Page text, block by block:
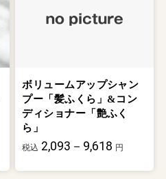
ボリュームアップシャン
プー「髪ふくら」&コン
ディショナー「艶ふく
ら」
税込 2,093－9,618 円